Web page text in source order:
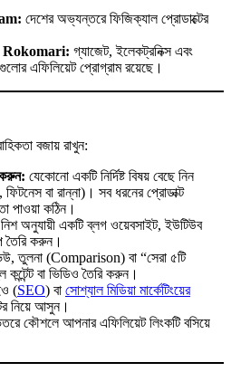
দেশের অভ্যন্তরে ফিজিক্যাল প্রোডাক্টের
Rokomari: গ্যাজেট, ইলেকট্রনিক্স এবং
এফিলিয়েট প্রোগ্রাম রয়েছে।
বজায় রাখুন:
করুন: যেকোনো একটি নির্দিষ্ট বিষয় বেছে নিন
বা রান্না)। সব ধরনের প্রোডাক্ট
পাওয়া কঠিন।
অনুযায়ী একটি ব্লগ ওয়েবসাইট, ইউটিউব
তৈরি করুন।
তুলনা (Comparison) বা “সেরা ৫টি
বা ভিডিও তৈরি করুন।
(SEO) বা সোশ্যাল মিডিয়া মার্কেটিংয়ের
নিয়ে আসুন।
কৌশলে আপনার এফিলিয়েট লিংকটি বসিয়ে